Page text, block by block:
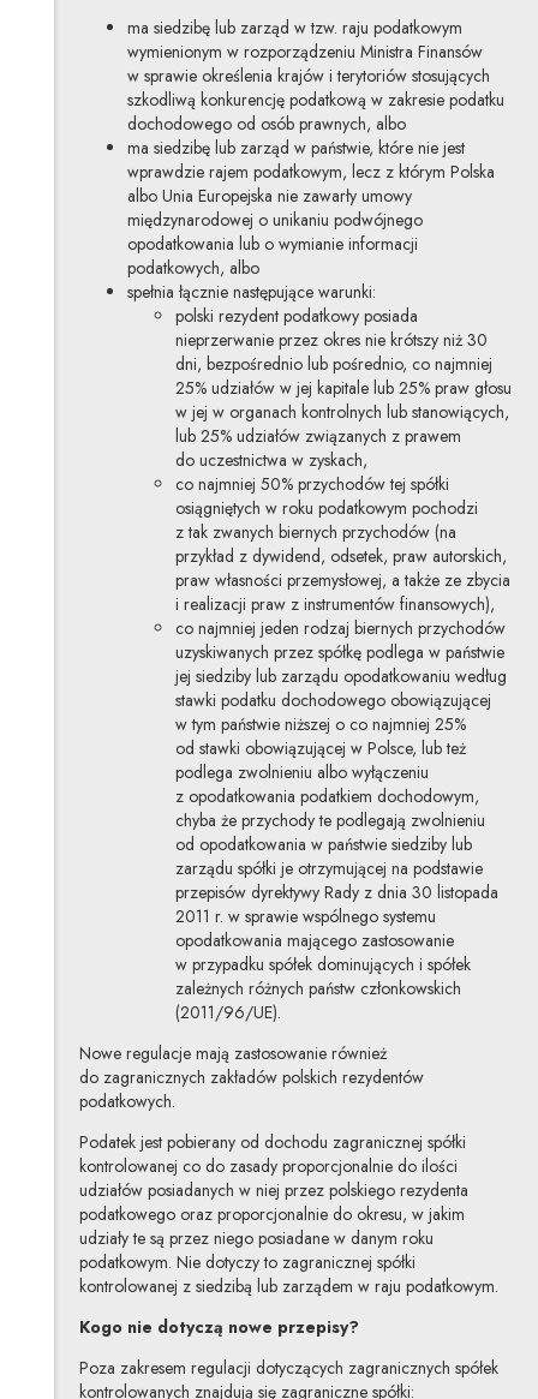
ma siedzibę lub zarząd w tzw. raju podatkowym
wymienionym w rozporządzeniu Ministra Finansów
w sprawie określenia krajów i terytoriów stosujących
szkodliwą konkurencję podatkową w zakresie podatku
dochodowego od osób prawnych, albo
ma siedzibę lub zarząd w państwie, które nie jest
wprawdzie rajem podatkowym, lecz z którym Polska
albo Unia Europejska nie zawarły umowy
międzynarodowej o unikaniu podwójnego
opodatkowania lub o wymianie informacji
podatkowych, albo
spełnia łącznie następujące warunki:
polski rezydent podatkowy posiada
nieprzerwanie przez okres nie krótszy niż 30
dni, bezpośrednio lub pośrednio, co najmniej
25% udziałów w jej kapitale lub 25% praw głosu
w jej w organach kontrolnych lub stanowiących,
lub 25% udziałów związanych z prawem
do uczestnictwa w zyskach,
co najmniej 50% przychodów tej spółki
osiągniętych w roku podatkowym pochodzi
z tak zwanych biernych przychodów (na
przykład z dywidend, odsetek, praw autorskich,
praw własności przemysłowej, a także ze zbycia
i realizacji praw z instrumentów finansowych),
co najmniej jeden rodzaj biernych przychodów
uzyskiwanych przez spółkę podlega w państwie
jej siedziby lub zarządu opodatkowaniu według
stawki podatku dochodowego obowiązującej
w tym państwie niższej o co najmniej 25%
od stawki obowiązującej w Polsce, lub też
podlega zwolnieniu albo wyłączeniu
z opodatkowania podatkiem dochodowym,
chyba że przychody te podlegają zwolnieniu
od opodatkowania w państwie siedziby lub
zarządu spółki je otrzymującej na podstawie
przepisów dyrektywy Rady z dnia 30 listopada
2011 r. w sprawie wspólnego systemu
opodatkowania mającego zastosowanie
w przypadku spółek dominujących i spółek
zależnych różnych państw członkowskich
(2011/96/UE).
Nowe regulacje mają zastosowanie również
do zagranicznych zakładów polskich rezydentów
podatkowych.
Podatek jest pobierany od dochodu zagranicznej spółki
kontrolowanej co do zasady proporcjonalnie do ilości
udziałów posiadanych w niej przez polskiego rezydenta
podatkowego oraz proporcjonalnie do okresu, w jakim
udziały te są przez niego posiadane w danym roku
podatkowym. Nie dotyczy to zagranicznej spółki
kontrolowanej z siedzibą lub zarządem w raju podatkowym.
Kogo nie dotyczą nowe przepisy?
Poza zakresem regulacji dotyczących zagranicznych spółek
kontrolowanych znajdują się zagraniczne spółki: